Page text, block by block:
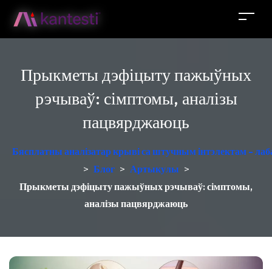
Прыкметы дэфіцыту пажыўных
рэчываў: сімптомы, аналізы
пацвярджаюць
Бясплатны аналізатар крыві са штучным інтэлектам -
> Блог > Артыкулы >
Прыкметы дэфіцыту пажыўных рэчываў: сімптомы,
аналізы пацвярджаюць